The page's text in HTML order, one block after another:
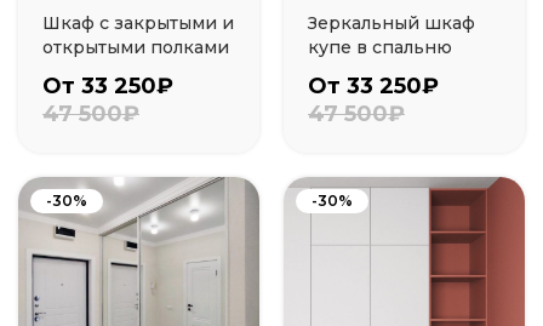
Шкаф с закрытыми и
открытыми полками
От 33 250₽
47 500₽
Зеркальный шкаф
купе в спальню
От 33 250₽
47 500₽
-30% -30%